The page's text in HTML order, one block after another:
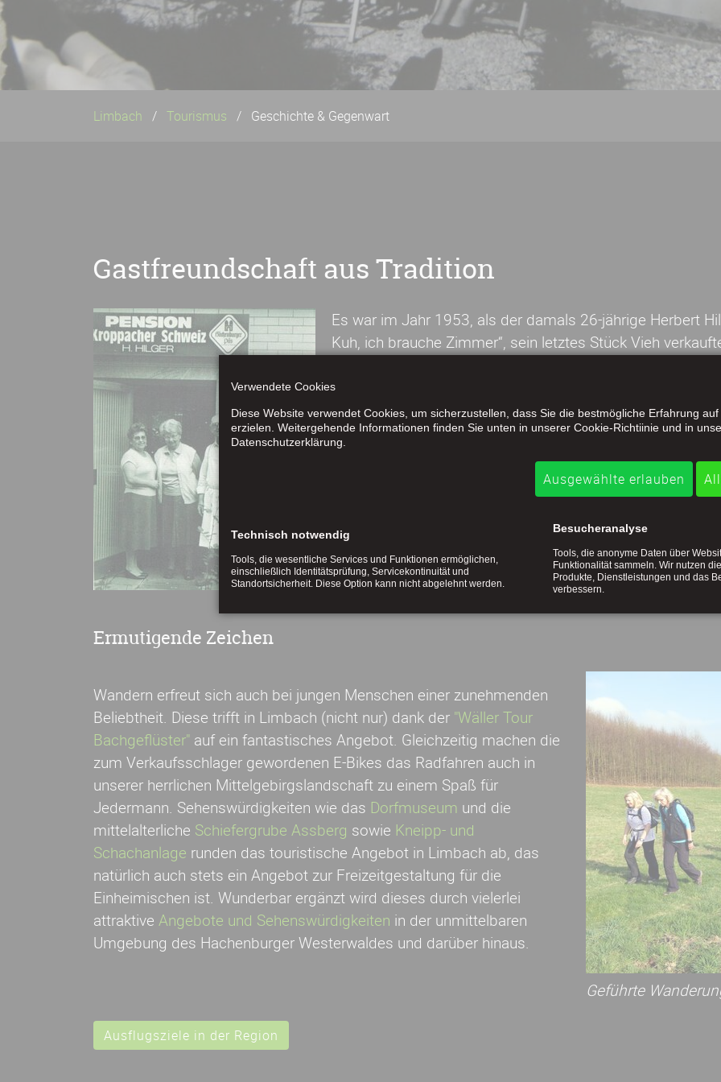
Limbach Tourismus Geschichte & Gegenwart
Gastfreundschaft aus Tradition
Es war im Jahr 1953, als der damals 26-jährige Herbert
Kuh, ich brauche Zimmer“, sein letztes Stück Vieh
umwandelte. Ohne es zu wissen, legte er damit den
landwirtschaftlich geprägten WesterwaldDORFes
anerkannten Erholungsort mit in der Spitze 4 Lokalen
Übernachtungen im Jahr.
Aufkommender Flugtourismus und fehlende oder wenig
der Neunzigerjahre jedoch den schrittweisen Rückgang
Mehr erfahren...
Ermutigende Zeichen
Geführte
Wandern erfreut sich auch bei jungen Menschen einer zunehmenden
Beliebtheit. Diese trifft in Limbach (nicht nur) dank der "Wäller Tour
Bachgeflüster" auf ein fantastisches Angebot. Gleichzeitig machen die
zum Verkaufsschlager gewordenen E-Bikes das Radfahren auch in
unserer herrlichen Mittelgebirgslandschaft zu einem Spaß für
Jedermann. Sehenswürdigkeiten wie das Dorfmuseum und die
mittelalterliche Schiefergrube Assberg sowie Kneipp- und
Schachanlage runden das touristische Angebot in Limbach ab, das
natürlich auch stets ein Angebot zur Freizeitgestaltung für die
Einheimischen ist. Wunderbar ergänzt wird dieses durch vielerlei
attraktive Angebote und Sehenswürdigkeiten in der unmittelbaren
Umgebung des Hachenburger Westerwaldes und darüber hinaus.
Ausflugsziele in der Region
Verwendete Cookies
Diese Website verwendet Cookies, um sicherzustellen, dass Sie die bestmögliche Erfahrung
erzielen. Weitergehende Informationen finden Sie unten in unserer Cookie-Richtiinie und in
Datenschutzerklärung.
Ausgewählte erlauben
Technisch notwendig
Tools, die wesentliche Services und Funktionen ermöglichen,
einschließlich Identitätsprüfung, Servicekontinuität und
Standortsicherheit. Diese Option kann nicht abgelehnt werden.
Besucheranalyse
Tools, die anonyme Daten über
Funktionalität sammeln. Wir nutzen
Produkte, Dienstleistungen und das
verbessern.